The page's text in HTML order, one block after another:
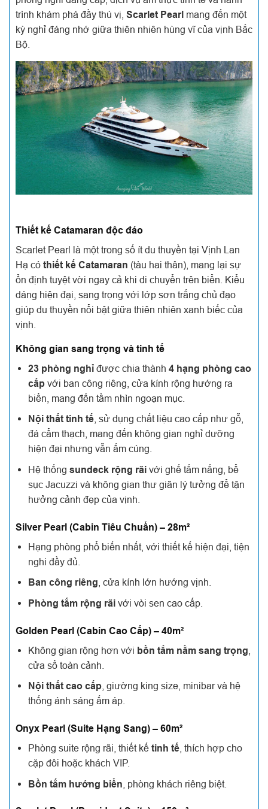
trình khám phá đầy thú vị, Scarlet Pearl mang đến một
kỳ nghỉ đáng nhớ giữa thiên nhiên hùng vĩ của vịnh Bắc
Bộ.
Thiết kế Catamaran độc đáo
Scarlet Pearl là một trong số ít du thuyền tại Vịnh Lan
Hạ có thiết kế Catamaran (tàu hai thân), mang lại sự
ổn định tuyệt vời ngay cả khi di chuyển trên biển. Kiểu
dáng hiện đại, sang trọng với lớp sơn trắng chủ đạo
giúp du thuyền nổi bật giữa thiên nhiên xanh biếc của
vịnh.
Không gian sang trọng và tinh tế
23 phòng nghỉđược chia thành 4 hạng phòng cao
cấpvới ban công riêng, cửa kính rộng hướng ra
biển, mang đến tầm nhìn ngoạn mục.
Nội thất tinh tế, sử dụng chất liệu cao cấp như gỗ,
đá cẩm thạch, mang đến không gian nghỉ dưỡng
hiện đại nhưng vẫn ấm cúng.
Hệ thống sundeck rộng rãivới ghế tắm nắng, bể
sục Jacuzzi và không gian thư giãn lý tưởng để tận
hưởng cảnh đẹp của vịnh.
Silver Pearl (Cabin Tiêu Chuẩn) – 28m²
Hạng phòng phổ biến nhất, với thiết kế hiện đại, tiện
nghi đầy đủ.
Ban công riêng , cửa kính lớn hướng vịnh.
Phòng tắm rộng rãivới vòi sen cao cấp.
Golden Pearl (Cabin Cao Cấp) – 40m²
Không gian rộng hơn với bồn tắm nằm sang trọng
cửa sổ toàn cảnh.
Nội thất cao cấp, giường king size, minibar và hệ
thống ánh sáng ấm áp.
Onyx Pearl (Suite Hạng Sang) – 60m²
Phòng suite rộng rãi, thiết kế tinh tế, thích hợp cho
cặp đôi hoặc khách VIP.
Bồn tắm hướng biển , phòng khách riêng biệt.